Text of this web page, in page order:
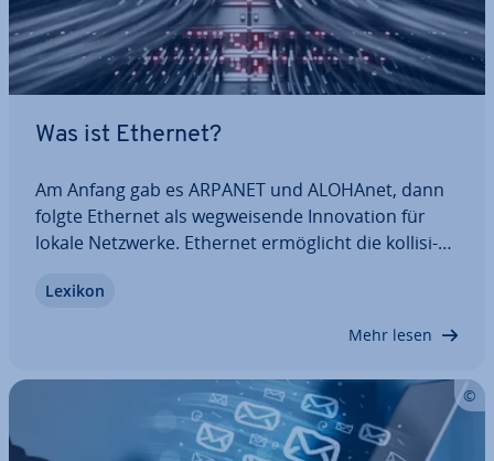
Was ist Ethernet?
Am Anfang gab es ARPANET und ALOHAnet, dann
folgte Ethernet als weg­wei­sen­de In­no­va­ti­on für
lokale Netzwerke. Ethernet er­mög­licht die kol­li­si­
ge­mein­sa­men Bus. So konnten damals erstmals
Lexikon
Mehr lesen